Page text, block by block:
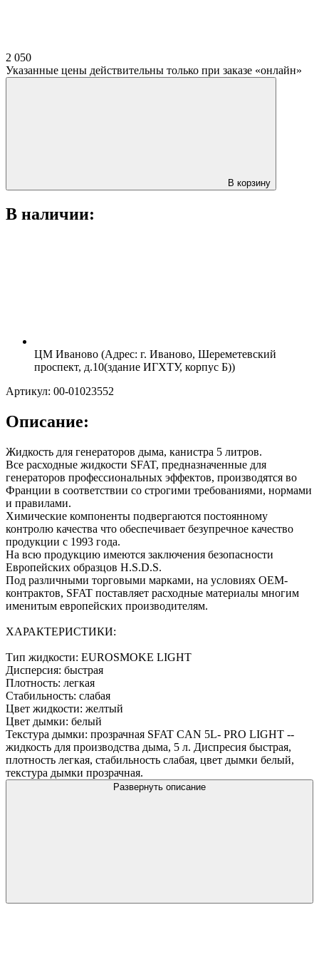
2 050
Указанные цены действительны только при заказе «онлайн»
В корзину
В наличии:
ЦМ Иваново (Адрес: г. Иваново, Шереметевский
проспект, д.10(здание ИГХТУ, корпус Б))
Артикул: 00-01023552
Описание:
Жидкость для генераторов дыма, канистра 5 литров.
Все расходные жидкости SFAT, предназначенные для
генераторов профессиональных эффектов, производятся во
Франции в соответствии со строгими требованиями, нормами
и правилами.
Химические компоненты подвергаются постоянному
контролю качества что обеспечивает безупречное качество
продукции с 1993 года.
На всю продукцию имеются заключения безопасности
Европейских образцов H.S.D.S.
Под различными торговыми марками, на условиях OEM-
контрактов, SFAT поставляет расходные материалы многим
именитым европейских производителям.
ХАРАКТЕРИСТИКИ:
Тип жидкости: EUROSMOKE LIGHT
Дисперсия: быстрая
Плотность: легкая
Стабильность: слабая
Цвет жидкости: желтый
Цвет дымки: белый
Текстура дымки: прозрачная SFAT CAN 5L- PRO LIGHT --
жидкость для производства дыма, 5 л. Диспресия быстрая,
плотность легкая, стабильность слабая, цвет дымки белый,
текстура дымки прозрачная.
Развернуть описание